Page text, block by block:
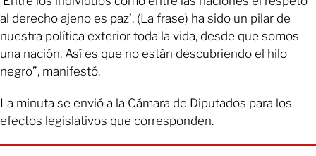
al derecho ajeno es paz’. (La frase) ha sido un pilar de
nuestra política exterior toda la vida, desde que somos
una nación. Así es que no están descubriendo el hilo
negro”, manifestó.
La minuta se envió a la Cámara de Diputados para los
efectos legislativos que corresponden.